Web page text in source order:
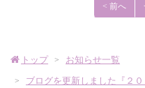
婦
< 前へ
トップ
お知らせ一覧
ブログを更新しました『２